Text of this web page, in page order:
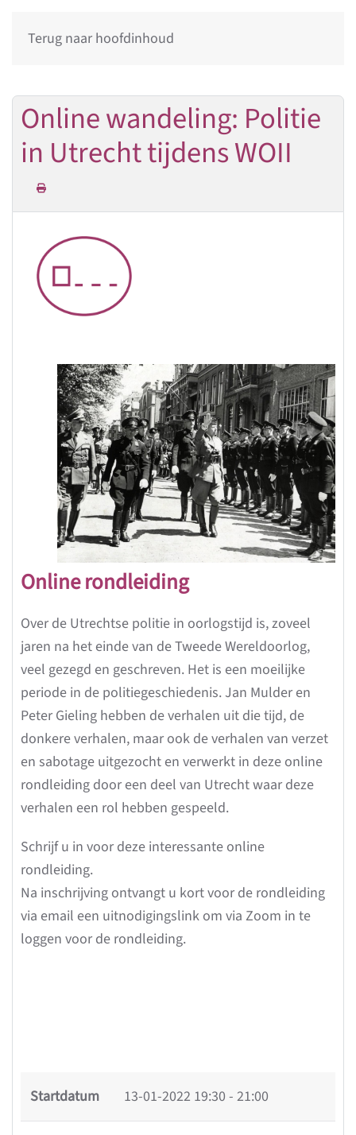
Terug naar hoofdinhoud
Online wandeling: Politie
in Utrecht tijdens WOII
Online rondleiding
Over de Utrechtse politie in oorlogstijd is, zoveel
jaren na het einde van de Tweede Wereldoorlog,
veel gezegd en geschreven. Het is een moeilijke
periode in de politiegeschiedenis. Jan Mulder en
Peter Gieling hebben de verhalen uit die tijd, de
donkere verhalen, maar ook de verhalen van verzet
en sabotage uitgezocht en verwerkt in deze online
rondleiding door een deel van Utrecht waar deze
verhalen een rol hebben gespeeld.
Schrijf u in voor deze interessante online
rondleiding.
Na inschrijving ontvangt u kort voor de rondleiding
via email een uitnodigingslink om via Zoom in te
loggen voor de rondleiding.
Startdatum 13-01-2022 19:30 - 21:00